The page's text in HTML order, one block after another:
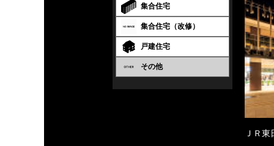
集合住宅
集合住宅（改修）
戸建住宅
その他
ＪＲ